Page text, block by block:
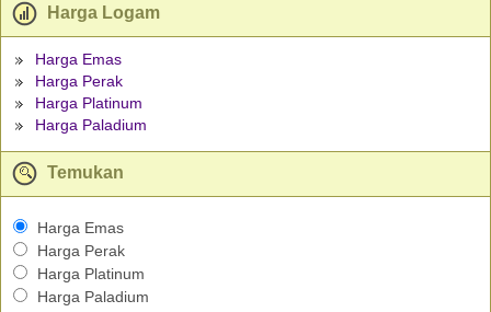
Harga Logam
Harga Emas
Harga Perak
Harga Platinum
Harga Paladium
Temukan
Harga Emas
Harga Perak
Harga Platinum
Harga Paladium